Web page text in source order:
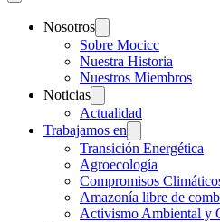
Nosotros
Sobre Mocicc
Nuestra Historia
Nuestros Miembros
Noticias
Actualidad
Trabajamos en
Transición Energética
Agroecología
Compromisos
Amazonía libre de
Activismo Ambiental y